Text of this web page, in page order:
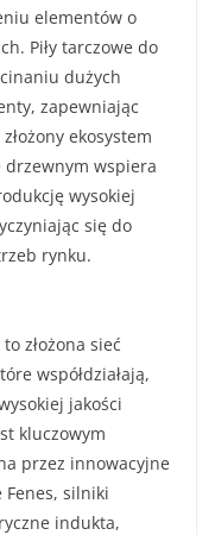
elementów o
Piły tarczowe do
dużych
zapewniając
ekosystem
wspiera
wysokiej
się do
rynku.
złożona sieć
współdziałają,
jakości
kluczowym
przez innowacyjne
Fenes, silniki
indukta,